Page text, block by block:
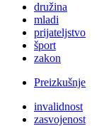
družina
mladi
prijateljstvo
šport
zakon
Preizkušnje
invalidnost
zasvojenost